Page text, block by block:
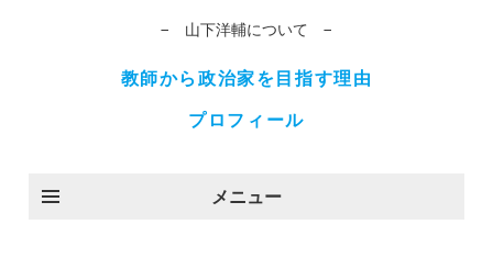
− 山下洋輔について −
教師から政治家を目指す理由
プロフィール
メニュー